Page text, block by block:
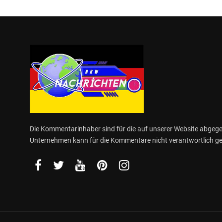
Die Kommentarinhaber sind für die auf unserer Website
Unternehmen kann für die Kommentare nicht verantwortlich